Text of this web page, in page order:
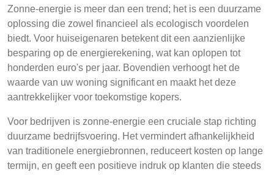
Zonne-energie is meer dan een trend; het is een duurzame
oplossing die zowel financieel als ecologisch voordelen
biedt. Voor huiseigenaren betekent dit een aanzienlijke
besparing op de energierekening, wat kan oplopen tot
honderden euro's per jaar. Bovendien verhoogt het de
waarde van uw woning significant en maakt het deze
aantrekkelijker voor toekomstige kopers.
Voor bedrijven is zonne-energie een cruciale stap richting
duurzame bedrijfsvoering. Het vermindert afhankelijkheid
van traditionele energiebronnen, reduceert kosten op lange
termijn, en geeft een positieve indruk op klanten die steeds